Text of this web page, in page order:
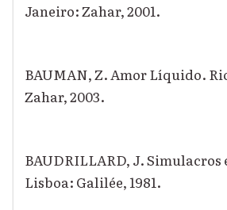
Janeiro: Zahar, 2001.
BAUMAN, Z. Amor Líquido.
Zahar, 2003.
BAUDRILLARD, J. Simulacros
Lisboa: Galilée, 1981.